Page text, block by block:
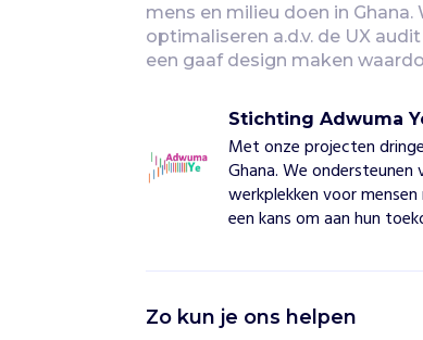
mens en milieu doen in
optimaliseren a.d.v. de UX
een gaaf design maken
Stichting Adwuma
Met onze projecten
Ghana. We
werkplekken voor
een kans om aan hun
t
Zo kun je ons helpen